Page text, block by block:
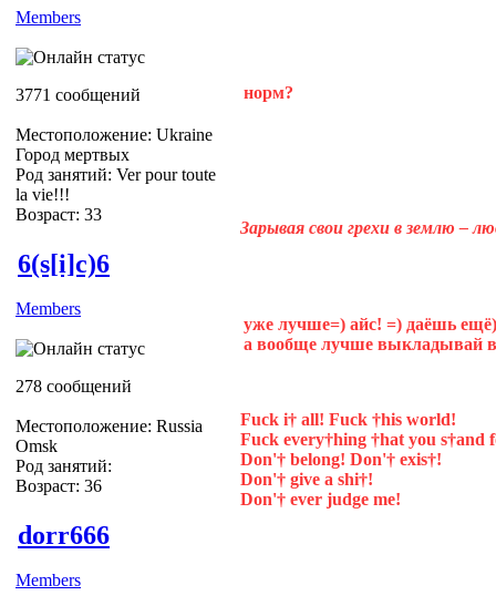
Members
3771 сообщений
Местоположение: Ukraine
Город мертвых
Род занятий: Ver pour toute
la vie!!!
Возраст: 33
норм?
Зарывая свои грехи в землю –
6(s[i]c)6
Members
278 сообщений
Местоположение: Russia
Omsk
Род занятий:
Возраст: 36
уже лучше=) айс! =) даёшь ещё)
а вообще лучше выкладывай
Fuck i† all! Fuck †his world!
Fuck every†hing †hat you s†and
Don'† belong! Don'† exis†!
Don'† give a shi†!
Don'† ever judge me!
dorr666
Members